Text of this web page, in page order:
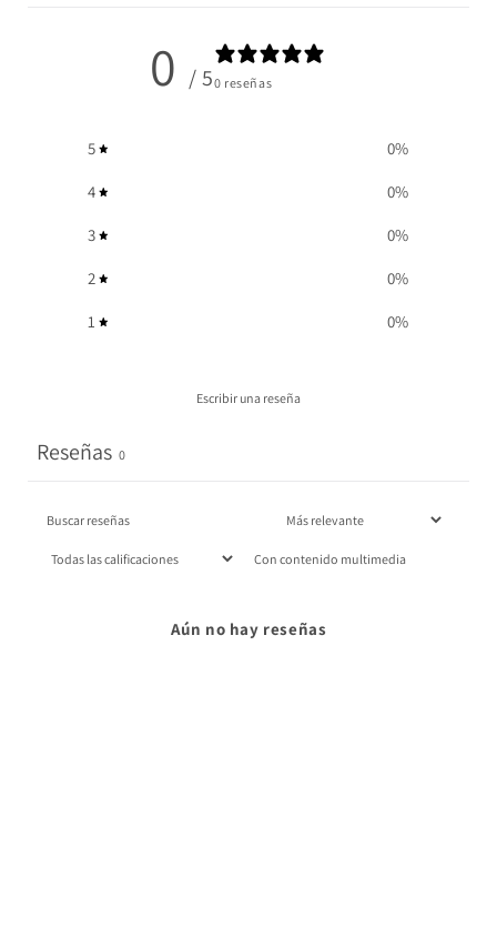
0 / 50 reseñas
5 0%
4 0%
3 0%
2 0%
1 0%
Escribir una reseña
Reseñas 0
Con contenido multimedia
Aún no hay reseñas